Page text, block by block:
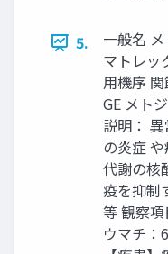
5.
一般名
マトレッ
用機序
GE メト
説明：
の炎症
代謝の核
疫を抑制
等 観察
ウマチ：